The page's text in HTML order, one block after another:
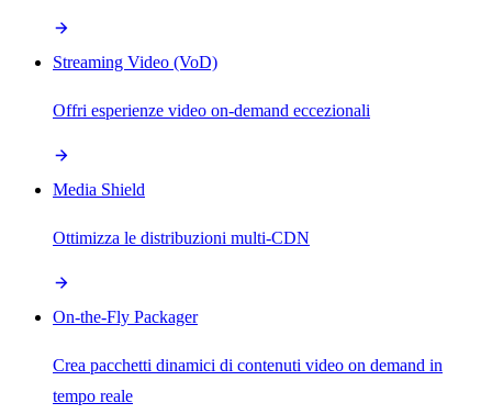
Streaming Video (VoD)
Offri esperienze video on-demand eccezionali
Media Shield
Ottimizza le distribuzioni multi-CDN
On-the-Fly Packager
Crea pacchetti dinamici di contenuti video on demand in
tempo reale